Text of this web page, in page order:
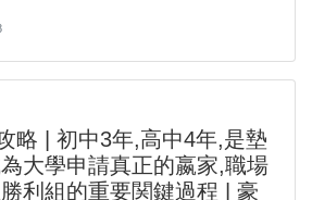
略 | 初中3年,高中4年,是墊
大學申請真正的嬴家,職場
利組的重要関鍵過程 | 豪